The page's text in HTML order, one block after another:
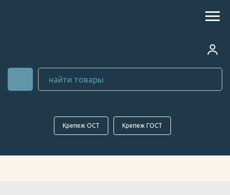
Крепеж ОСТ Крепеж ГОСТ